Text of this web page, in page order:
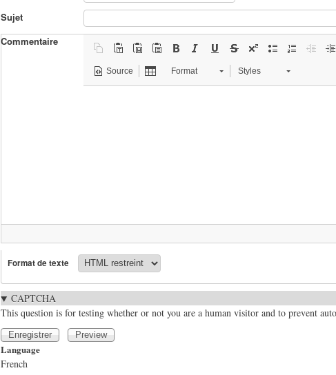
Sujet
Commentaire
Source Format Styles
Format de texte
CAPTCHA
This question is for testing whether or not you are a human visitor and to prevent
Language
French